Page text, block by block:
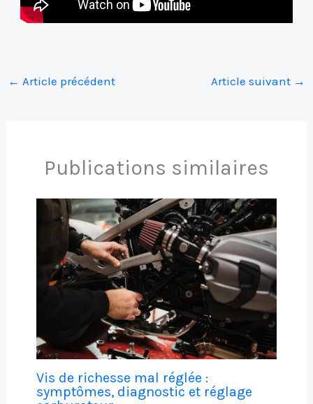
← Article précédent Article suivant →
Publications similaires
Vis de richesse mal réglée :
symptômes, diagnostic et réglage